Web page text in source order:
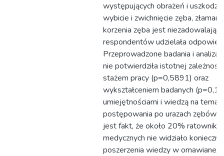
występujących obrażeń i
wybicie i zwichnięcie zęba,
korzenia zęba jest
respondentów udzielała
Przeprowadzone badania i analiza
nie potwierdziła istotnej
stażem pracy (p=0,5891) oraz
wykształceniem badanych
umiejętnościami i wiedzą na temat
postępowania po urazach zębów.
jest fakt, że około 20%
medycznych nie widziało
poszerzenia wiedzy w omawianej